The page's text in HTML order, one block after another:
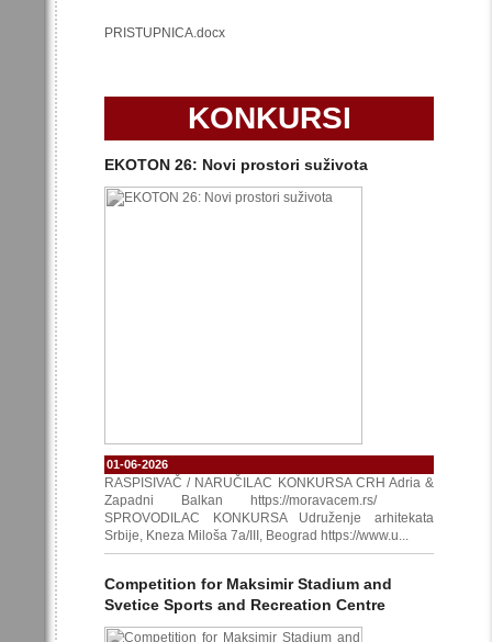
PRISTUPNICA.docx
KONKURSI
EKOTON 26: Novi prostori suživota
01-06-2026
RASPISIVAČ / NARUČILAC KONKURSA CRH Adria &
Zapadni Balkan https://moravacem.rs/
SPROVODILAC KONKURSA Udruženje arhitekata
Srbije, Kneza Miloša 7a/III, Beograd https://www.u...
Competition for Maksimir Stadium and
Svetice Sports and Recreation Centre